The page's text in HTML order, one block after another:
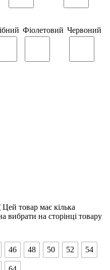
Фіолетовий Червоний
Цей товар має кілька
вибрати на сторінці товару
46 48 50 52 54